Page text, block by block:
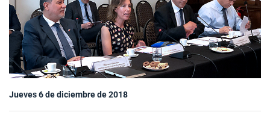
Subsecretaría de Relaciones Económicas
Internacionales
Sala de prensa
modo claro
Jueves 6 de diciembre de 2018